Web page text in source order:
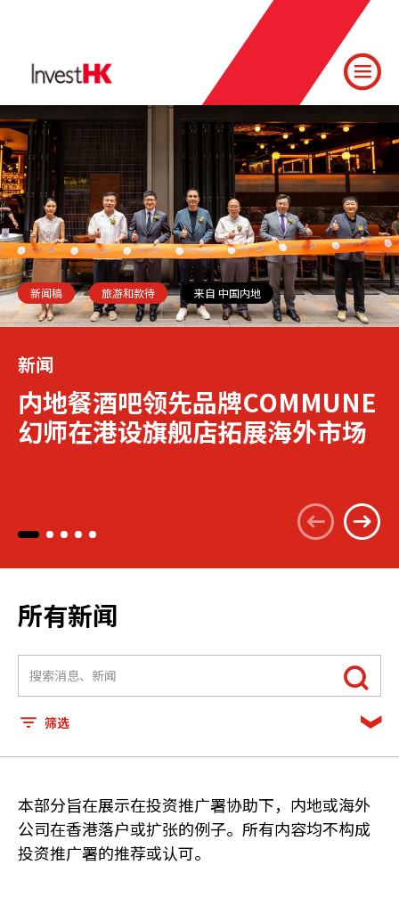
新闻稿 旅游和款待 来自 中国内地
新闻
内地餐酒吧领先品牌COMMUNE
幻师在港设旗舰店拓展海外市场
所有新闻
筛选
本部分旨在展示在投资推广署协助下，内地或海外
公司在香港落户或扩张的例子。所有内容均不构成
投资推广署的推荐或认可。